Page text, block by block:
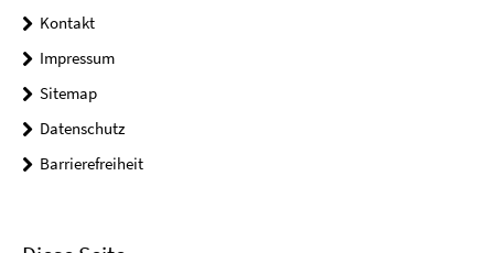
Kontakt
Impressum
Sitemap
Datenschutz
Barrierefreiheit